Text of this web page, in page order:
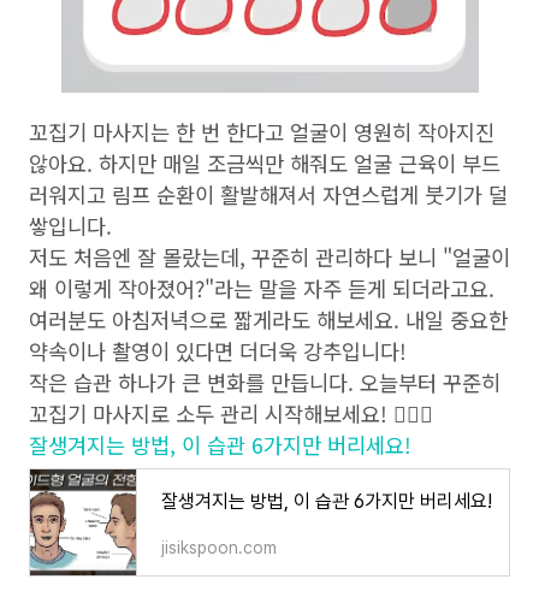
꼬집기 마사지는 한 번 한다고 얼굴이 영원히 작아지진
않아요. 하지만 매일 조금씩만 해줘도 얼굴 근육이 부드
러워지고 림프 순환이 활발해져서 자연스럽게 붓기가 덜
쌓입니다.
저도 처음엔 잘 몰랐는데, 꾸준히 관리하다 보니 "얼굴이
왜 이렇게 작아졌어?"라는 말을 자주 듣게 되더라고요.
여러분도 아침저녁으로 짧게라도 해보세요. 내일 중요한
약속이나 촬영이 있다면 더더욱 강추입니다!
작은 습관 하나가 큰 변화를 만듭니다. 오늘부터 꾸준히
꼬집기 마사지로 소두 관리 시작해보세요! 💆‍♀️✨
잘생겨지는 방법, 이 습관 6가지만 버리세요!
잘생겨지는 방법, 이 습관 6가지만 버리세요!
jisikspoon.com